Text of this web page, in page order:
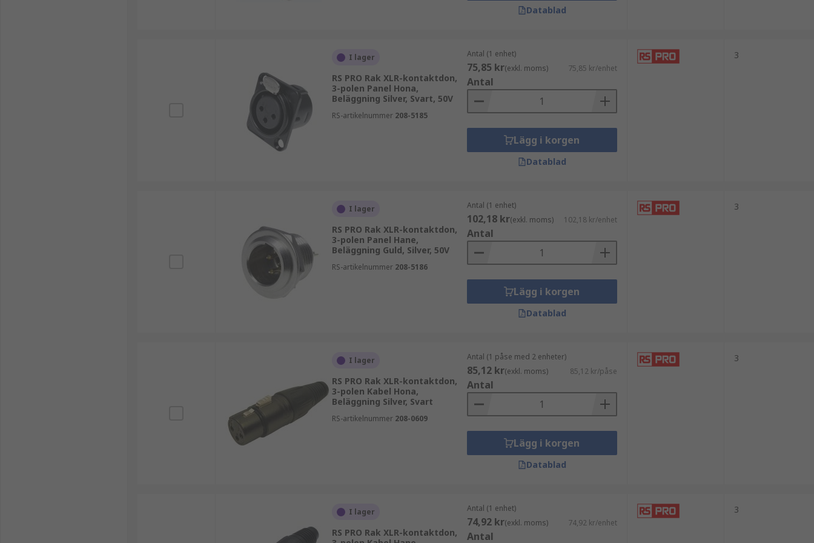
Datablad
I lager
RS PRO Rak XLR-kontaktdon,
3-polen Panel Hona,
Beläggning Silver, Svart, 50V
RS-artikelnummer 208-5185
Antal (1 enhet)
75,85 kr(exkl. moms) 75,85 kr/enhet
Antal
Lägg i korgen
Datablad
3
I lager
RS PRO Rak XLR-kontaktdon,
3-polen Panel Hane,
Beläggning Guld, Silver, 50V
RS-artikelnummer 208-5186
Antal (1 enhet)
102,18 kr(exkl. moms) 102,18 kr/enhet
Antal
Lägg i korgen
Datablad
3
I lager
RS PRO Rak XLR-kontaktdon,
3-polen Kabel Hona,
Beläggning Silver, Svart
RS-artikelnummer 208-0609
Antal (1 påse med 2 enheter)
85,12 kr(exkl. moms) 85,12 kr/påse
Antal
Lägg i korgen
Datablad
3
I lager
RS PRO Rak XLR-kontaktdon,
Antal (1 enhet)
74,92 kr(exkl. moms) 74,92 kr/enhet
Antal
3